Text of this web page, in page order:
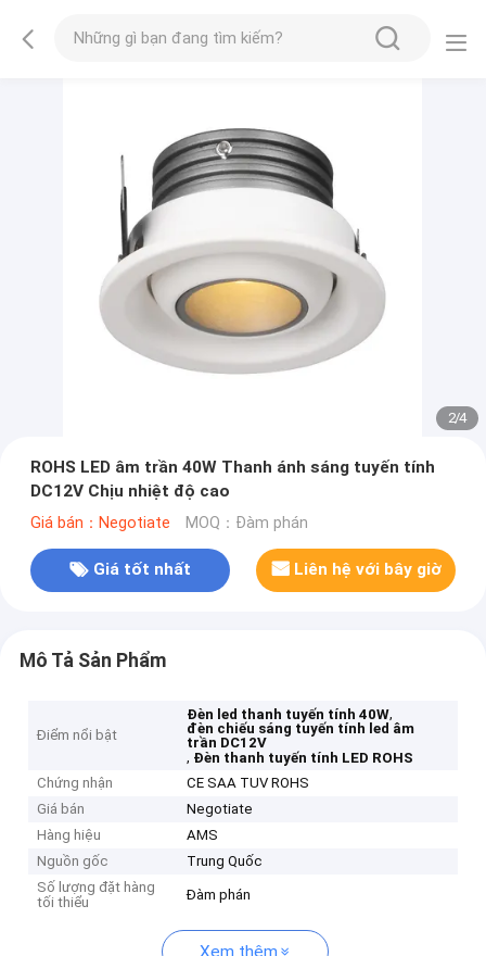
2/4
ROHS LED âm trần 40W Thanh ánh sáng tuyến tính
DC12V Chịu nhiệt độ cao
Giá bán：Negotiate MOQ：Đàm phán
Giá tốt nhất Liên hệ với bây giờ
Mô Tả Sản Phẩm
Điểm nổi bật
Đèn led thanh tuyến tính 40W,
đèn chiếu sáng tuyến tính led âm
trần DC12V
, Đèn thanh tuyến tính LED ROHS
Chứng nhận
CE SAA TUV ROHS
Giá bán
Negotiate
Hàng hiệu
AMS
Nguồn gốc
Trung Quốc
Số lượng đặt hàng
tối thiểu
Đàm phán
Xem thêm